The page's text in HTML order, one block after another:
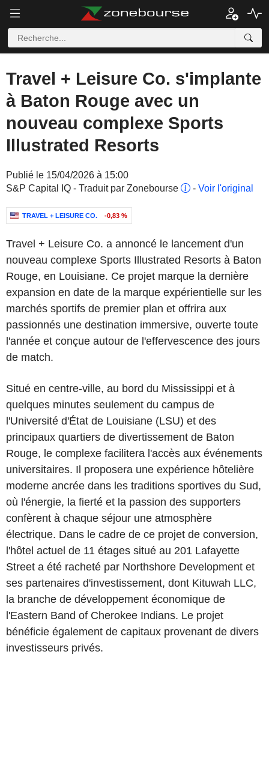
Travel + Leisure Co. s'implante
à Baton Rouge avec un
nouveau complexe Sports
Illustrated Resorts
Publié le 15/04/2026 à 15:00
S&P Capital IQ - Traduit par Zonebourse
- Voir l'original
TRAVEL + LEISURE CO. -0,83 %
Travel + Leisure Co. a annoncé le lancement d'un
nouveau complexe Sports Illustrated Resorts à Baton
Rouge, en Louisiane. Ce projet marque la dernière
expansion en date de la marque expérientielle sur les
marchés sportifs de premier plan et offrira aux
passionnés une destination immersive, ouverte toute
l'année et conçue autour de l'effervescence des jours
de match.
Situé en centre-ville, au bord du Mississippi et à
quelques minutes seulement du campus de
l'Université d'État de Louisiane (LSU) et des
principaux quartiers de divertissement de Baton
Rouge, le complexe facilitera l'accès aux événements
universitaires. Il proposera une expérience hôtelière
moderne ancrée dans les traditions sportives du Sud,
où l'énergie, la fierté et la passion des supporters
confèrent à chaque séjour une atmosphère
électrique. Dans le cadre de ce projet de conversion,
l'hôtel actuel de 11 étages situé au 201 Lafayette
Street a été racheté par Northshore Development et
ses partenaires d'investissement, dont Kituwah LLC,
la branche de développement économique de
l'Eastern Band of Cherokee Indians. Le projet
bénéficie également de capitaux provenant de divers
investisseurs privés.